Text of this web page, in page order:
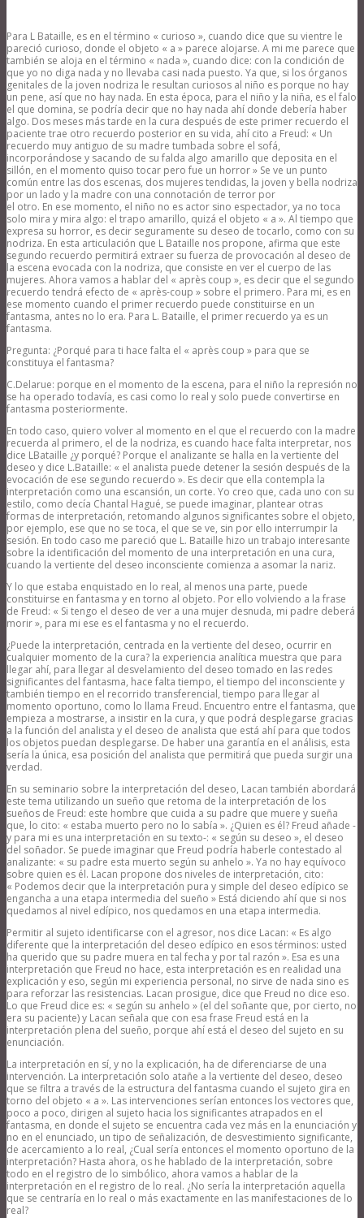
Para L Bataille, es en el término « curioso », cuando dice que su vientre le
pareció curioso, donde el objeto « a » parece alojarse. A mi me parece que
también se aloja en el término « nada », cuando dice: con la condición de
que yo no diga nada y no llevaba casi nada puesto. Ya que, si los órganos
genitales de la joven nodriza le resultan curiosos al niño es porque no hay
un pene, así que no hay nada. En esta época, para el niño y la niña, es el falo
el que domina, se podría decir que no hay nada ahí donde debería haber
algo. Dos meses más tarde en la cura después de este primer recuerdo el
paciente trae otro recuerdo posterior en su vida, ahí cito a Freud: « Un
recuerdo muy antiguo de su madre tumbada sobre el sofá,
incorporándose y sacando de su falda algo amarillo que deposita en el
sillón, en el momento quiso tocar pero fue un horror » Se ve un punto
común entre las dos escenas, dos mujeres tendidas, la joven y bella nodriza
por un lado y la madre con una connotación de terror por
el otro. En ese momento, el niño no es actor sino espectador, ya no toca
solo mira y mira algo: el trapo amarillo, quizá el objeto « a ». Al tiempo que
expresa su horror, es decir seguramente su deseo de tocarlo, como con su
nodriza. En esta articulación que L Bataille nos propone, afirma que este
segundo recuerdo permitirá extraer su fuerza de provocación al deseo de
la escena evocada con la nodriza, que consiste en ver el cuerpo de las
mujeres. Ahora vamos a hablar del « après coup », es decir que el segundo
recuerdo tendrá efecto de « après-coup » sobre el primero. Para mi, es en
ese momento cuando el primer recuerdo puede constituirse en un
fantasma, antes no lo era. Para L. Bataille, el primer recuerdo ya es un
fantasma.
Pregunta: ¿Porqué para ti hace falta el « après coup » para que se
constituya el fantasma?
C.Delarue: porque en el momento de la escena, para el niño la represión no
se ha operado todavía, es casi como lo real y solo puede convertirse en
fantasma posteriormente.
En todo caso, quiero volver al momento en el que el recuerdo con la madre
recuerda al primero, el de la nodriza, es cuando hace falta interpretar, nos
dice LBataille ¿y porqué? Porque el analizante se halla en la vertiente del
deseo y dice L.Bataille: « el analista puede detener la sesión después de la
evocación de ese segundo recuerdo ». Es decir que ella contempla la
interpretación como una escansión, un corte. Yo creo que, cada uno con su
estilo, como decía Chantal Hagué, se puede imaginar, plantear otras
formas de interpretación, retomando algunos significantes sobre el objeto,
por ejemplo, ese que no se toca, el que se ve, sin por ello interrumpir la
sesión. En todo caso me pareció que L. Bataille hizo un trabajo interesante
sobre la identificación del momento de una interpretación en una cura,
cuando la vertiente del deseo inconsciente comienza a asomar la nariz.
Y lo que estaba enquistado en lo real, al menos una parte, puede
constituirse en fantasma y en torno al objeto. Por ello volviendo a la frase
de Freud: « Si tengo el deseo de ver a una mujer desnuda, mi padre deberá
morir », para mi ese es el fantasma y no el recuerdo.
¿Puede la interpretación, centrada en la vertiente del deseo, ocurrir en
cualquier momento de la cura? la experiencia analítica muestra que para
llegar ahí, para llegar al desvelamiento del deseo tomado en las redes
significantes del fantasma, hace falta tiempo, el tiempo del inconsciente y
también tiempo en el recorrido transferencial, tiempo para llegar al
momento oportuno, como lo llama Freud. Encuentro entre el fantasma, que
empieza a mostrarse, a insistir en la cura, y que podrá desplegarse gracias
a la función del analista y el deseo de analista que está ahí para que todos
los objetos puedan desplegarse. De haber una garantía en el análisis, esta
sería la única, esa posición del analista que permitirá que pueda surgir una
verdad.
En su seminario sobre la interpretación del deseo, Lacan también abordará
este tema utilizando un sueño que retoma de la interpretación de los
sueños de Freud: este hombre que cuida a su padre que muere y sueña
que, lo cito: « estaba muerto pero no lo sabía ». ¿Quien es él? Freud añade -
y para mi es una interpretación en su texto-: « según su deseo », el deseo
del soñador. Se puede imaginar que Freud podría haberle contestado al
analizante: « su padre esta muerto según su anhelo ». Ya no hay equívoco
sobre quien es él. Lacan propone dos niveles de interpretación, cito:
« Podemos decir que la interpretación pura y simple del deseo edípico se
engancha a una etapa intermedia del sueño » Está diciendo ahí que si nos
quedamos al nivel edípico, nos quedamos en una etapa intermedia.
Permitir al sujeto identificarse con el agresor, nos dice Lacan: « Es algo
diferente que la interpretación del deseo edípico en esos términos: usted
ha querido que su padre muera en tal fecha y por tal razón ». Esa es una
interpretación que Freud no hace, esta interpretación es en realidad una
explicación y eso, según mi experiencia personal, no sirve de nada sino es
para reforzar las resistencias. Lacan prosigue, dice que Freud no dice eso.
Lo que Freud dice es: « según su anhelo » (el del soñante que, por cierto, no
era su paciente) y Lacan señala que con esa frase Freud está en la
interpretación plena del sueño, porque ahí está el deseo del sujeto en su
enunciación.
La interpretación en sí, y no la explicación, ha de diferenciarse de una
intervención. La interpretación solo atañe a la vertiente del deseo, deseo
que se filtra a través de la estructura del fantasma cuando el sujeto gira en
torno del objeto « a ». Las intervenciones serían entonces los vectores que,
poco a poco, dirigen al sujeto hacia los significantes atrapados en el
fantasma, en donde el sujeto se encuentra cada vez más en la enunciación y
no en el enunciado, un tipo de señalización, de desvestimiento significante,
de acercamiento a lo real, ¿Cual sería entonces el momento oportuno de la
interpretación? Hasta ahora, os he hablado de la interpretación, sobre
todo en el registro de lo simbólico, ahora vamos a hablar de la
interpretación en el registro de lo real. ¿No sería la interpretación aquella
que se centraría en lo real o más exactamente en las manifestaciones de lo
real?